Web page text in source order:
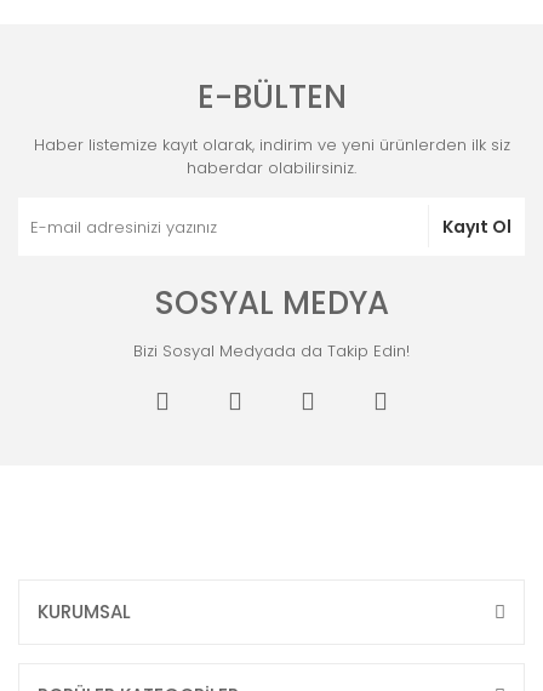
E-BÜLTEN
Haber listemize kayıt olarak, indirim ve yeni ürünlerden ilk siz
haberdar olabilirsiniz.
Kayıt Ol
SOSYAL MEDYA
Bizi Sosyal Medyada da Takip Edin!
KURUMSAL